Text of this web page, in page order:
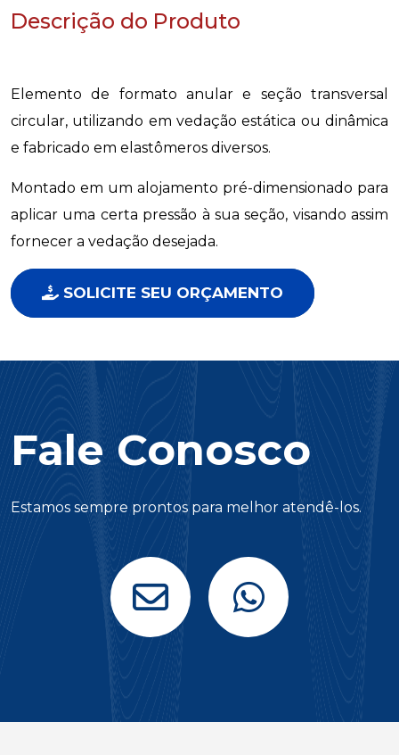
Descrição do Produto
Elemento de formato anular e seção transversal
circular, utilizando em vedação estática ou dinâmica
e fabricado em elastômeros diversos.
Montado em um alojamento pré-dimensionado para
aplicar uma certa pressão à sua seção, visando assim
fornecer a vedação desejada.
SOLICITE SEU ORÇAMENTO
Fale Conosco
Estamos sempre prontos para melhor atendê-los.